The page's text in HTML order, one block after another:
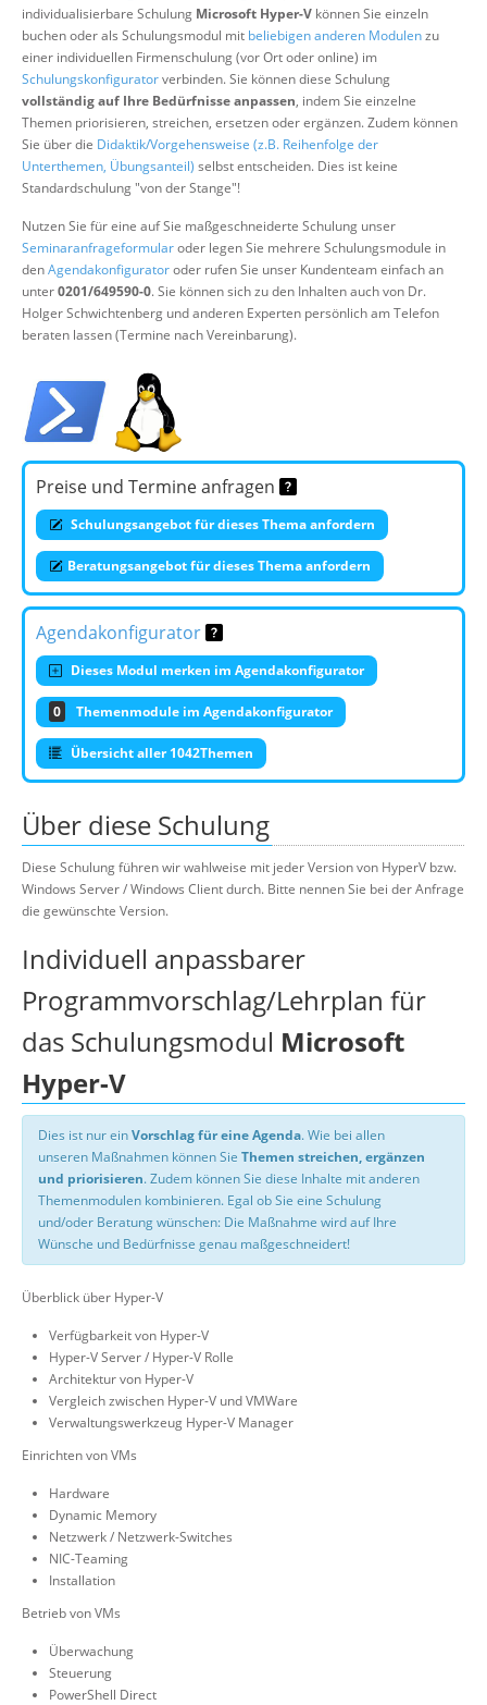
Über uns
Suche
individualisierbare Schulung Microsoft Hyper-V können Sie einzeln
buchen oder als Schulungsmodul mit beliebigen anderen Modulenzu
einer individuellen Firmenschulung (vor Ort oder online) im
Schulungskonfiguratorverbinden. Sie können diese Schulung
vollständig auf Ihre Bedürfnisse anpassen, indem Sie einzelne
Themen priorisieren, streichen, ersetzen oder ergänzen. Zudem können
Sie über die Didaktik/Vorgehensweise (z.B. Reihenfolge der
Unterthemen, Übungsanteil) selbst entscheiden. Dies ist keine
Standardschulung "von der Stange"!
Nutzen Sie für eine auf Sie maßgeschneiderte Schulung unser
Seminaranfrageformularoder legen Sie mehrere Schulungsmodule in
denAgendakonfiguratoroder rufen Sie unser Kundenteam einfach an
unter0201/649590-0. Sie können sich zu den Inhalten auch von Dr.
Holger Schwichtenberg und anderen Experten persönlich am Telefon
beraten lassen (Termine nach Vereinbarung).
Preise und Termine anfragen
Schulungsangebot für dieses Thema anfordern
Beratungsangebot für dieses Thema anfordern
Agendakonfigurator
Dieses Modul merken im Agendakonfigurator
0 Themenmodule im Agendakonfigurator
Übersicht aller 1042Themen
Über diese Schulung
Diese Schulung führen wir wahlweise mit jeder Version von HyperV bzw.
Windows Server / Windows Client durch. Bitte nennen Sie bei der Anfrage
die gewünschte Version.
Individuell anpassbarer
Programmvorschlag/Lehrplan für
das Schulungsmodul Microsoft
Hyper-V
Dies ist nur einVorschlag für eine Agenda. Wie bei allen
unseren Maßnahmen können Sie Themen streichen, ergänzen
und priorisieren. Zudem können Sie diese Inhalte mit anderen
Themenmodulen kombinieren. Egal ob Sie eine Schulung
und/oder Beratung wünschen: Die Maßnahme wird auf Ihre
Wünsche und Bedürfnisse genau maßgeschneidert!
Überblick über Hyper-V
Verfügbarkeit von Hyper-V
Hyper-V Server / Hyper-V Rolle
Architektur von Hyper-V
Vergleich zwischen Hyper-V und VMWare
Verwaltungswerkzeug Hyper-V Manager
Einrichten von VMs
Hardware
Dynamic Memory
Netzwerk / Netzwerk-Switches
NIC-Teaming
Installation
Betrieb von VMs
Überwachung
Steuerung
PowerShell Direct